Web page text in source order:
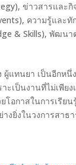
, ข่าวสารและ
, ความรู้และทั
& Skills), พัฒนา
แทนยา เป็นอีกหนึ่
ะเป็นงานที่ไม่เพีย
โอกาสในการเรีย
งยิ่งในวงการสาธ